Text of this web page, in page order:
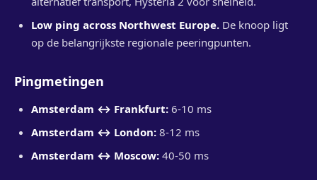
Low ping across Northwest Europe. De knoop ligt
op de belangrijkste regionale peeringpunten.
Pingmetingen
Amsterdam ↔ Frankfurt: 6-10 ms
Amsterdam ↔ London: 8-12 ms
Amsterdam ↔ Moscow: 40-50 ms